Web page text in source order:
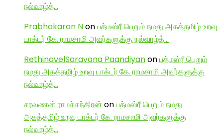
நல்வாழ்த்…
Prabhakaran Nonபத்மஸ்ரீ பெறும் நமது அகத்தமிழ் உறவு
டாக்டர் கே. ராமசாமி அவர்களுக்கு நல்வாழ்த்…
RethinavelSaravana Paandiyanonபத்மஸ்ரீ பெறும்
நமது அகத்தமிழ் உறவு டாக்டர் கே. ராமசாமி அவர்களுக்கு
நல்வாழ்த்…
சரவணன் ராமச்சந்திரன் onபத்மஸ்ரீ பெறும் நமது
அகத்தமிழ் உறவு டாக்டர் கே. ராமசாமி அவர்களுக்கு
நல்வாழ்த்…